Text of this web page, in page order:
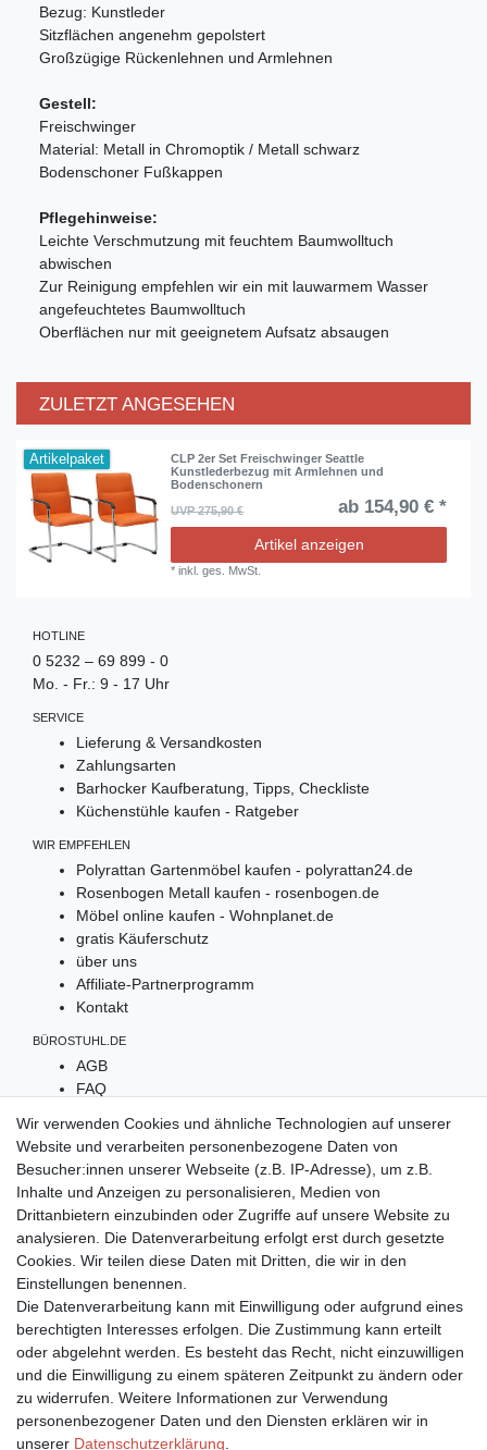
Bezug: Kunstleder
Sitzflächen angenehm gepolstert
Großzügige Rückenlehnen und Armlehnen
Gestell:
Freischwinger
Material: Metall in Chromoptik / Metall schwarz
Bodenschoner Fußkappen
Pflegehinweise:
Leichte Verschmutzung mit feuchtem Baumwolltuch
abwischen
Zur Reinigung empfehlen wir ein mit lauwarmem Wasser
angefeuchtetes Baumwolltuch
Oberflächen nur mit geeignetem Aufsatz absaugen
ZULETZT ANGESEHEN
Artikelpaket
CLP 2er Set Freischwinger Seattle
Kunstlederbezug mit Armlehnen und
Bodenschonern
UVP 275,90 €
ab 154,90 € *
Artikel anzeigen
*inkl. ges. MwSt.
HOTLINE
0 5232 – 69 899 - 0
Mo. - Fr.: 9 - 17 Uhr
SERVICE
Lieferung & Versandkosten
Zahlungsarten
Barhocker Kaufberatung, Tipps, Checkliste
Küchenstühle kaufen - Ratgeber
WIR EMPFEHLEN
Polyrattan Gartenmöbel kaufen - polyrattan24.de
Rosenbogen Metall kaufen - rosenbogen.de
Möbel online kaufen - Wohnplanet.de
gratis Käuferschutz
über uns
Affiliate-Partnerprogramm
Kontakt
BÜROSTUHL.DE
AGB
FAQ
Datenschutz
Impressum
UNSERE ZAHLARTEN
Wir verwenden Cookies und ähnliche Technologien auf unserer
Website und verarbeiten personenbezogene Daten von
Besucher:innen unserer Webseite (z.B. IP-Adresse), um z.B.
Inhalte und Anzeigen zu personalisieren, Medien von
Drittanbietern einzubinden oder Zugriffe auf unsere Website zu
analysieren. Die Datenverarbeitung erfolgt erst durch gesetzte
Cookies. Wir teilen diese Daten mit Dritten, die wir in den
Einstellungen benennen.
Die Datenverarbeitung kann mit Einwilligung oder aufgrund eines
berechtigten Interesses erfolgen. Die Zustimmung kann erteilt
oder abgelehnt werden. Es besteht das Recht, nicht einzuwilligen
und die Einwilligung zu einem späteren Zeitpunkt zu ändern oder
zu widerrufen. Weitere Informationen zur Verwendung
personenbezogener Daten und den Diensten erklären wir in
unserer Daten­schutz­erklärung